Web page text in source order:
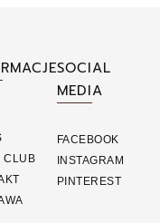
CLUB
SOCIAL
MEDIA
FACEBOOK
INSTAGRAM
PINTEREST